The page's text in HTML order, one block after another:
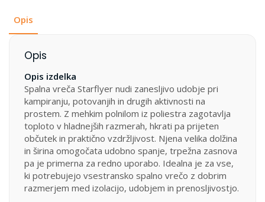
Opis
Opis
Opis izdelka
Spalna vreča Starflyer nudi zanesljivo udobje pri
kampiranju, potovanjih in drugih aktivnosti na
prostem. Z mehkim polnilom iz poliestra zagotavlja
toploto v hladnejših razmerah, hkrati pa prijeten
občutek in praktično vzdržljivost. Njena velika dolžina
in širina omogočata udobno spanje, trpežna zasnova
pa je primerna za redno uporabo. Idealna je za vse,
ki potrebujejo vsestransko spalno vrečo z dobrim
razmerjem med izolacijo, udobjem in prenosljivostjo.